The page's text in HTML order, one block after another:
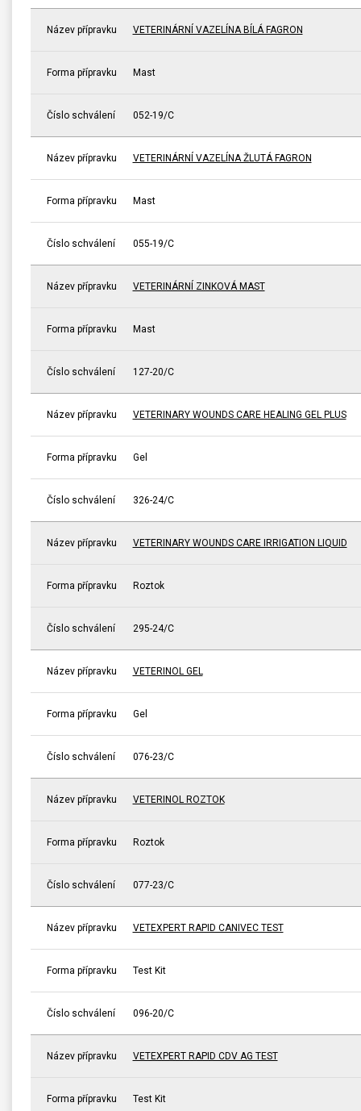
Název přípravku VETERINÁRNÍ VAZELÍNA BÍLÁ FAGRON
Forma přípravku Mast
Číslo schválení 052-19/C
Název přípravku VETERINÁRNÍ VAZELÍNA ŽLUTÁ FAGRON
Forma přípravku Mast
Číslo schválení 055-19/C
Název přípravku VETERINÁRNÍ ZINKOVÁ MAST
Forma přípravku Mast
Číslo schválení 127-20/C
Název přípravku VETERINARY WOUNDS CARE HEALING GEL PLUS
Forma přípravku Gel
Číslo schválení 326-24/C
Název přípravku VETERINARY WOUNDS CARE IRRIGATION LIQUID
Forma přípravku Roztok
Číslo schválení 295-24/C
Název přípravku VETERINOL GEL
Forma přípravku Gel
Číslo schválení 076-23/C
Název přípravku VETERINOL ROZTOK
Forma přípravku Roztok
Číslo schválení 077-23/C
Název přípravku VETEXPERT RAPID CANIVEC TEST
Forma přípravku Test Kit
Číslo schválení 096-20/C
Název přípravku VETEXPERT RAPID CDV AG TEST
Forma přípravku Test Kit